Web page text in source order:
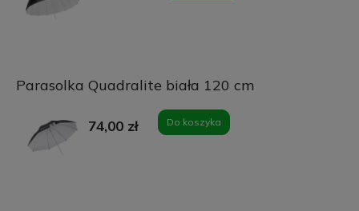
Parasolka Quadralite biała 120 cm
74,00 zł Do koszyka